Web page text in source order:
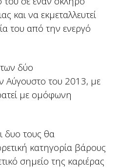
και να εκμεταλλευτεί
του από την ενεργό
δύο
Αύγουστο του 2013, με
με ομόφωνη
δυο τους θα
κατηγορία βάρους
σημείο της καριέρας